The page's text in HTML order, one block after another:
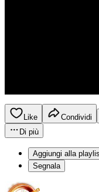
Like Condividi
Di più
Aggiungi alla
Segnala